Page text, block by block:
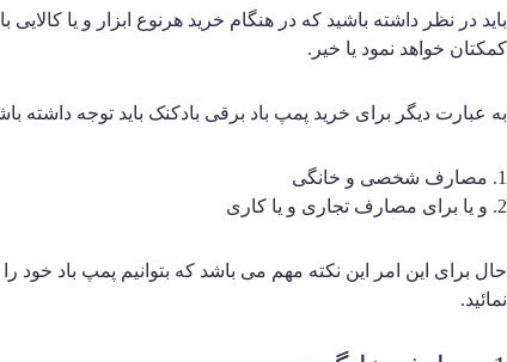
باید در نظر داشته باشید که در هنگام خرید هرنوع ابزار و یا
کمکتان خواهد نمود یا خیر.
به عبارت دیگر برای خرید پمپ باد برقی بادکنک باید توجه داشته
1. مصارف شخصی و خانگی
2. و یا برای مصارف تجاری و یا کاری
حال برای این امر این نکته مهم می باشد که بتوانیم پمپ باد خود
نمائید.